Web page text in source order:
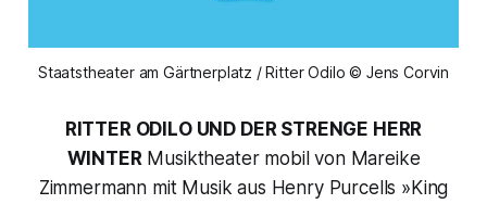
Staatstheater am Gärtnerplatz / Ritter Odilo © Jens Corvin
RITTER ODILO UND DER STRENGE HERR
WINTER Musiktheater mobil von Mareike
Zimmermann mit Musik aus Henry Purcells »King